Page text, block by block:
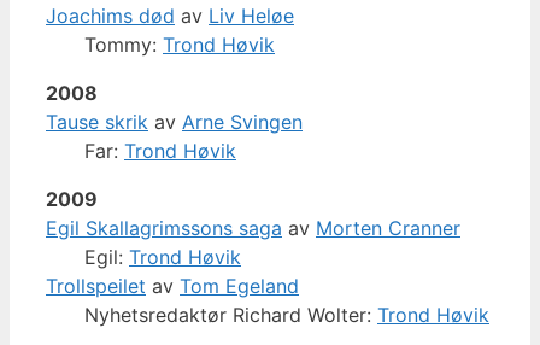
Joachims død av Liv Heløe
Tommy: Trond Høvik
2008
Tause skrik av Arne Svingen
Far: Trond Høvik
2009
Egil Skallagrimssons saga av Morten Cranner
Egil: Trond Høvik
Trollspeilet av Tom Egeland
Nyhetsredaktør Richard Wolter: Trond Høvik